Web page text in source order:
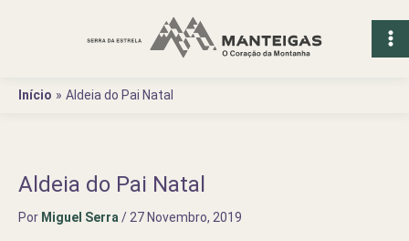
Início
Aldeia do Pai Natal
Aldeia do Pai Natal
Por Miguel Serra / 27 Novembro, 2019